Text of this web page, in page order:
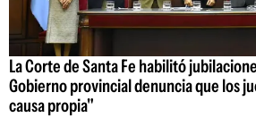
La Corte de Santa Fe habilitó
Gobierno provincial denuncia que los
causa propia"